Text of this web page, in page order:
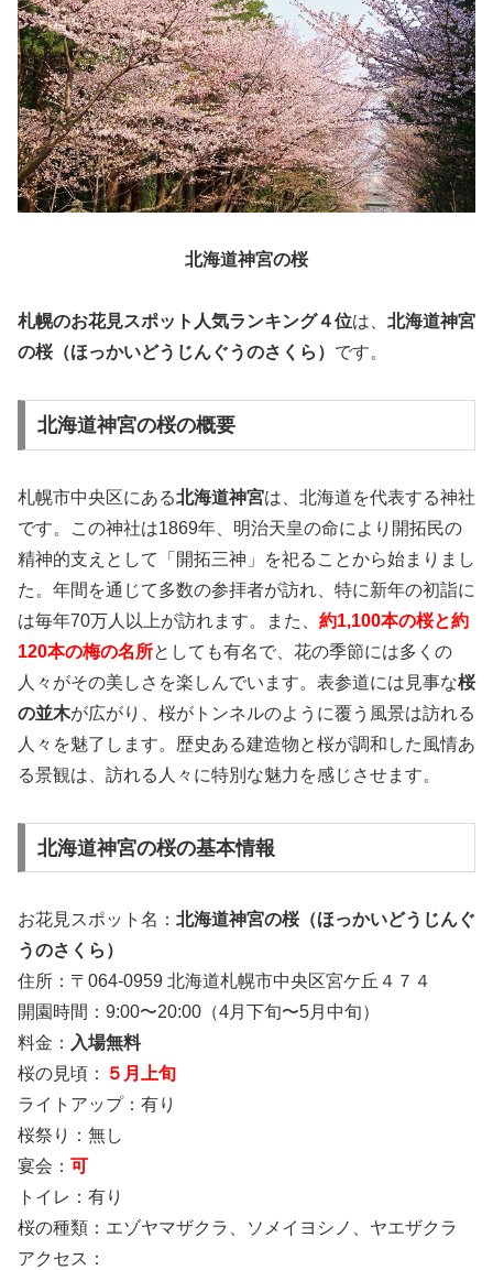
北海道神宮の桜
札幌のお花見スポット人気ランキング４位は、 北海道神宮
の桜（ほっかいどうじんぐうのさくら） です。
北海道神宮の桜の概要
札幌市中央区にある北海道神宮は、北海道を代表する神社
です。この神社は1869年、明治天皇の命により開拓民の
精神的支えとして「開拓三神」を祀ることから始まりまし
た。年間を通じて多数の参拝者が訪れ、特に新年の初詣に
は毎年70万人以上が訪れます。また、 約1,100本の桜と約
120本の梅の名所としても有名で、花の季節には多くの
人々がその美しさを楽しんでいます。表参道には見事な桜
の並木が広がり、桜がトンネルのように覆う風景は訪れる
人々を魅了します。歴史ある建造物と桜が調和した風情あ
る景観は、訪れる人々に特別な魅力を感じさせます。
北海道神宮の桜の基本情報
お花見スポット名： 北海道神宮の桜（ほっかいどうじんぐ
うのさくら）
住所：〒064-0959 北海道札幌市中央区宮ケ丘４７４
開園時間：9:00〜20:00（4月下旬〜5月中旬）
料金： 入場無料
桜の見頃：
５月上旬
ライトアップ：有り
桜祭り：無し
宴会： 可
トイレ：有り
桜の種類：エゾヤマザクラ、ソメイヨシノ、ヤエザクラ
アクセス：